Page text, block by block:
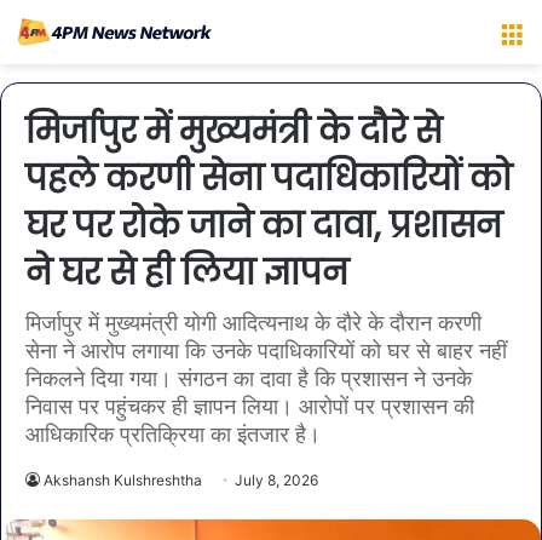
मिर्जापुर में मुख्यमंत्री के दौरे से
पहले करणी सेना पदाधिकारियों को
घर पर रोके जाने का दावा, प्रशासन
ने घर से ही लिया ज्ञापन
मिर्जापुर में मुख्यमंत्री योगी आदित्यनाथ के दौरे के दौरान करणी
सेना ने आरोप लगाया कि उनके पदाधिकारियों को घर से बाहर नहीं
निकलने दिया गया। संगठन का दावा है कि प्रशासन ने उनके
निवास पर पहुंचकर ही ज्ञापन लिया। आरोपों पर प्रशासन की
आधिकारिक प्रतिक्रिया का इंतजार है।
Akshansh Kulshreshtha July 8, 2026